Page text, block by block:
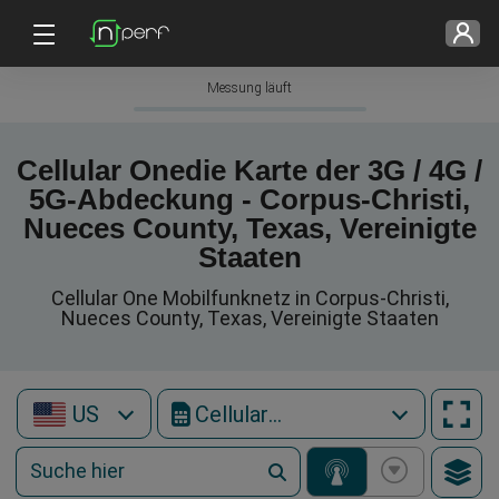
Messung läuft
Cellular Onedie Karte der 3G / 4G /
5G-Abdeckung - Corpus-Christi,
Nueces County, Texas, Vereinigte
Staaten
Cellular One Mobilfunknetz in Corpus-Christi,
Nueces County, Texas, Vereinigte Staaten
US Cellular One